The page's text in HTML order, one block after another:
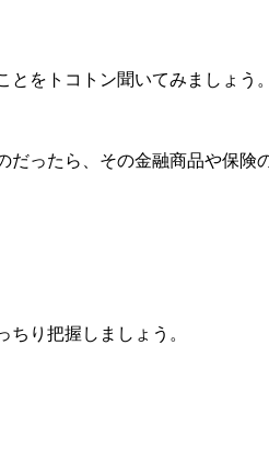
をトコトン聞いてみましょう。
ったら、その金融商品や保険
り把握しましょう。